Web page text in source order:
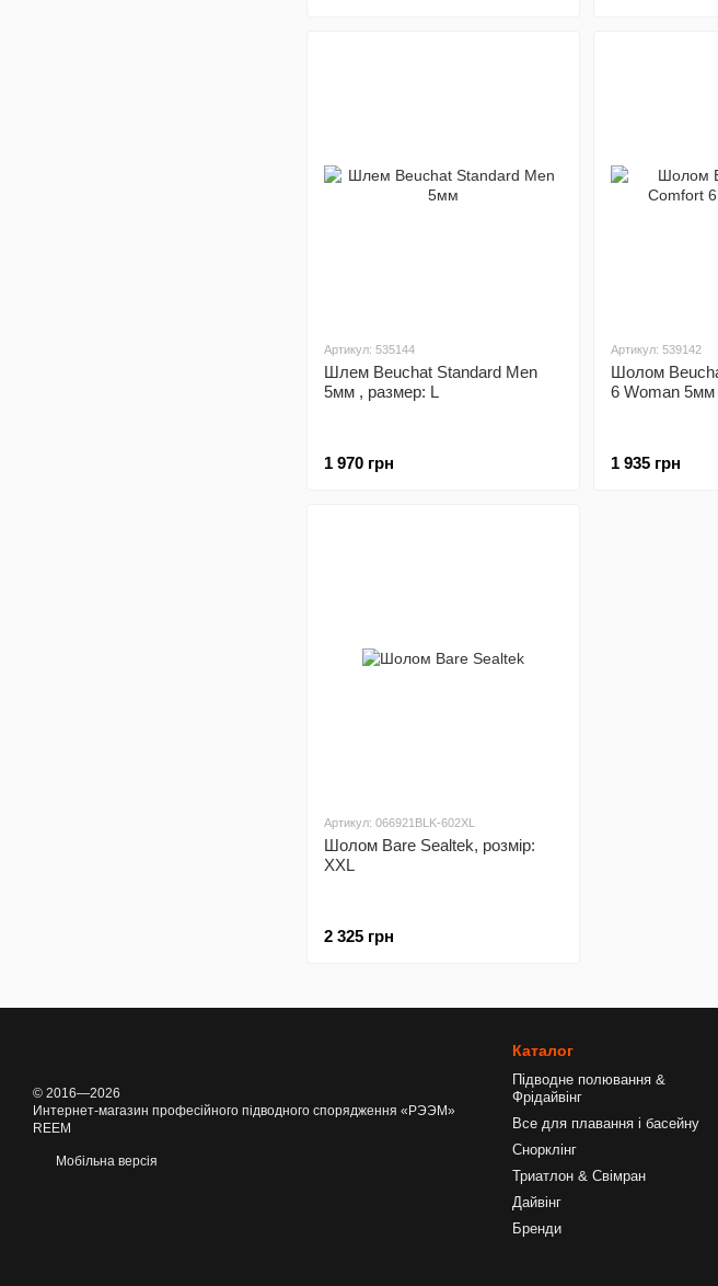
Артикул: 535144
Шлем Beuchat Standard Men
5мм , размер: L
1 970 грн
Артикул: 539142
Шолом
6 Woman 5мм
1 935 грн
Артикул: 066921BLK-602XL
Шолом Bare Sealtek, розмір:
XXL
2 325 грн
© 2016—2026
Интернет-магазин професійного підводного спорядження «РЭЭМ»
REEM
Мобільна версія
Каталог
Підводне полювання &
Фрідайвінг
Все для плавання і басейну
Снорклінг
Триатлон & Свімран
Дайвінг
Бренди